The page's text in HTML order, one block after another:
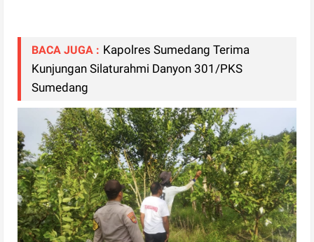
BACA JUGA : Kapolres Sumedang Terima
Kunjungan Silaturahmi Danyon 301/PKS
Sumedang